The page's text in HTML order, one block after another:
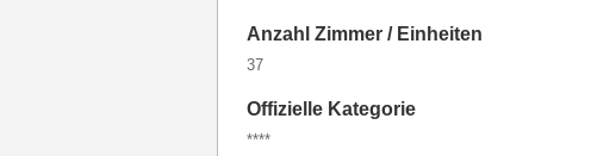
Anzahl Zimmer / Einheiten
37
Offizielle Kategorie
****